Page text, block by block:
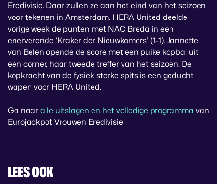
Eredivisie. Daar zullen ze aan het eind van het seizoen
voor tekenen in Amsterdam. HERA United deelde
vorige week de punten met NAC Breda in een
enerverende ‘Kraker der Nieuwkomers’ (1-1). Jannette
van Belen opende de score met een puike kopbal uit
een corner, haar tweede treffer van het seizoen. De
kopkracht van de fysiek sterke spits is een geducht
wapen voor HERA United.
Ga naar alle uitslagen en het volledige programma van
Eurojackpot Vrouwen Eredivisie.
LEES OOK